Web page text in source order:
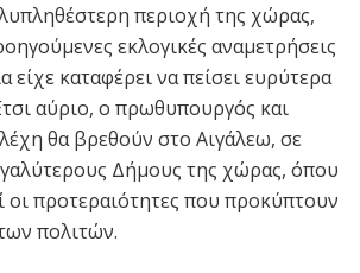
περιοχή της χώρας,
εκλογικές αναμετρήσεις
είχε καταφέρει να πείσει ευρύτερα
αύριο, ο πρωθυπουργός και
θα βρεθούν στο Αιγάλεω, σε
Δήμους της χώρας, όπου
οι προτεραιότητες που προκύπτουν
πολιτών.